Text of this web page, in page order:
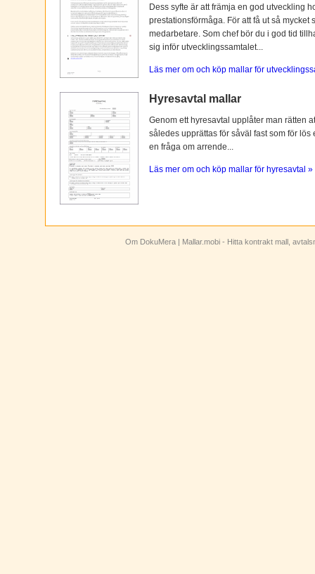
Dess syfte är att främja en god utveckling
prestationsförmåga. För att få ut så
medarbetare. Som chef bör du i god tid
sig inför utvecklingssamtalet...
Läs mer om och köp mallar för
Hyresavtal mallar
Genom ett hyresavtal upplåter man rätten
således upprättas för såväl fast som för
en fråga om arrende...
Läs mer om och köp mallar för hyresavtal »
Om DokuMera | Mallar.mobi - Hitta kontrakt mall,